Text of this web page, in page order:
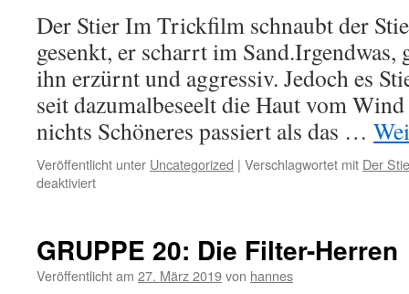
Der Stier Im Trickfilm schnaubt der
gesenkt, er scharrt im Sand.Irgendwas,
ihn erzürnt und aggressiv. Jedoch es
seit dazumalbeseelt die Haut vom
nichts Schöneres passiert als das …
Veröffentlicht unter Uncategorized | Verschlagwortet mit Der
deaktiviertfür
Stier
GRUPPE 20: Die Filter-Herren
Veröffentlicht am 27. März 2019von hannes